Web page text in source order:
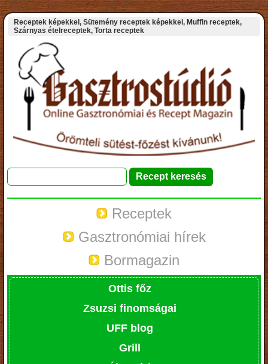
Receptek képekkel, Sütemény receptek képekkel, Muffin receptek,
Szárnyas ételreceptek, Torta receptek
Receptek
Gasztronómiai hírek
Bormagazin
Ottis főz
Zsuzsi finomságai
UFF blog
Grill